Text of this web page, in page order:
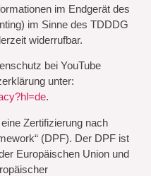
im Endgerät des
im Sinne des TDDDG
widerrufbar.
bei YouTube
unter:
.
Zertifizierung nach
(DPF). Der DPF ist
Europäischen Union und